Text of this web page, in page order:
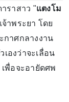
ราสาว "แตงโม
าพระยา โดย
กาศกลางงาน
เองว่าจะเลื่อน
พื่อจะอายัดศพ